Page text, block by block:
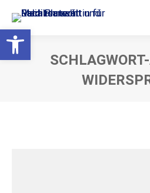
Open toolbar